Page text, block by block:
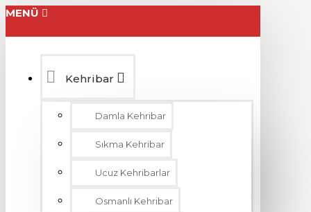
MENÜ
Kehribar
Damla Kehribar
Sıkma Kehribar
Ucuz Kehribarlar
Osmanlı Kehribar